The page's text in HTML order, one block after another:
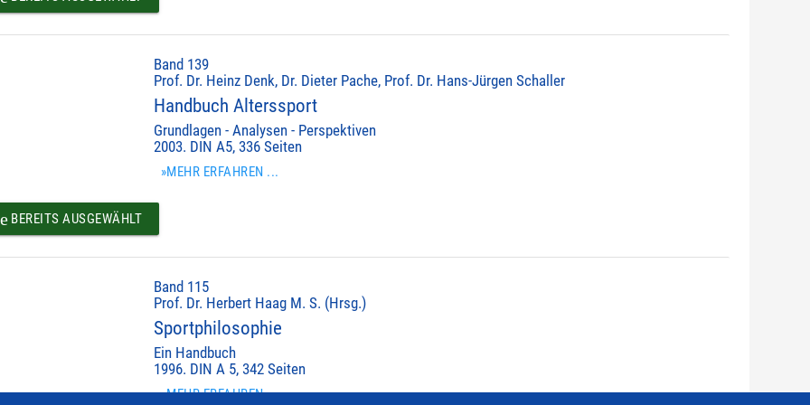
Band 139
Prof. Dr. Heinz Denk, Dr. Dieter Pache, Prof. Dr. Hans-Jürgen Schaller
Handbuch Alterssport
Grundlagen - Analysen - Perspektiven
2003. DIN A5, 336 Seiten
»MEHR ERFAHREN ...
BEREITS AUSGEWÄHLT
Band 115
Prof. Dr. Herbert Haag M. S. (Hrsg.)
Sportphilosophie
Ein Handbuch
1996. DIN A 5, 342 Seiten
»MEHR ERFAHREN ...